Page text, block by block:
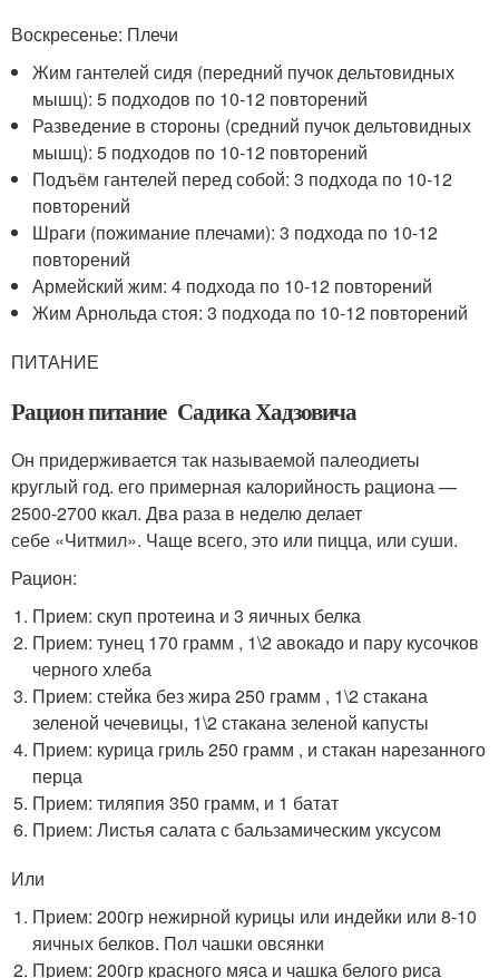
Воскресенье: Плечи
Жим гантелей сидя (передний пучок дельтовидных
мышц): 5 подходов по 10-12 повторений
Разведение в стороны (средний пучок дельтовидных
мышц): 5 подходов по 10-12 повторений
Подъём гантелей перед собой: 3 подхода по 10-12
повторений
Шраги (пожимание плечами): 3 подхода по 10-12
повторений
Армейский жим: 4 подхода по 10-12 повторений
Жим Арнольда стоя: 3 подхода по 10-12 повторений
ПИТАНИЕ
Рацион питание Садика Хадзовича
Он придерживается так называемой палеодиеты
круглый год. его примерная калорийность рациона —
2500-2700 ккал. Два раза в неделю делает
себе «Читмил». Чаще всего, это или пицца, или суши.
Рацион:
Прием: скуп протеина и 3 яичных белка
Прием: тунец 170 грамм , 1\2 авокадо и пару кусочков
черного хлеба
Прием: стейка без жира 250 грамм , 1\2 стакана
зеленой чечевицы, 1\2 стакана зеленой капусты
Прием: курица гриль 250 грамм , и стакан нарезанного
перца
Прием: тиляпия 350 грамм, и 1 батат
Прием: Листья салата с бальзамическим уксусом
Или
Прием: 200гр нежирной курицы или индейки или 8-10
яичных белков. Пол чашки овсянки
Прием: 200гр красного мяса и чашка белого риса